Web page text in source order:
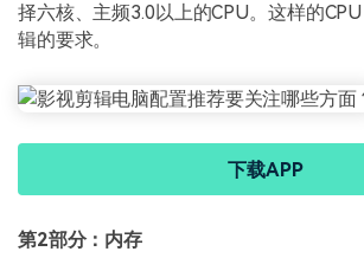
择六核、主频3.0以上的CPU。这样的
辑的要求。
下载APP
第2部分：内存